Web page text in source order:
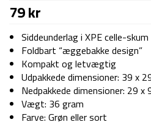
79kr
Siddeunderlag i XPE celle-skum
Foldbart “æggebakke design”
Kompakt og letvægtig
Udpakkede dimensioner: 39 x
Nedpakkede dimensioner: 29 x
Vægt: 36 gram
Farve: Grøn eller sort